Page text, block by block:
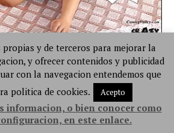
y de terceros para mejorar la
y ofrecer contenidos y publicidad
con la navegacion entendemos que
politica de cookies.
Acepto
informacion, o bien conocer como
en este enlace.